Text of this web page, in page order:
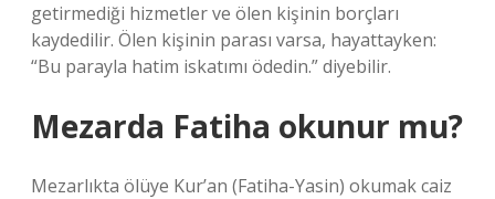
getirmediği hizmetler ve ölen kişinin borçları
kaydedilir. Ölen kişinin parası varsa, hayattayken:
“Bu parayla hatim iskatımı ödedin.” diyebilir.
Mezarda Fatiha okunur mu?
Mezarlıkta ölüye Kur’an (Fatiha-Yasin) okumak caiz